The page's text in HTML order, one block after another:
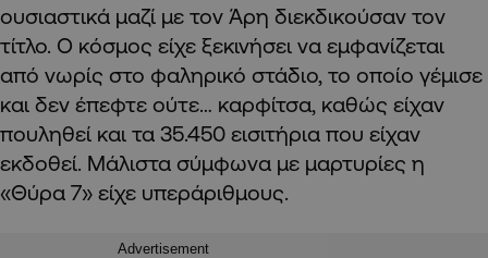
ουσιαστικά μαζί με τον Άρη διεκδικούσαν τον
τίτλο. Ο κόσμος είχε ξεκινήσει να εμφανίζεται
από νωρίς στο φαληρικό στάδιο, το οποίο γέμισε
και δεν έπεφτε ούτε… καρφίτσα, καθώς είχαν
πουληθεί και τα 35.450 εισιτήρια που είχαν
εκδοθεί. Μάλιστα σύμφωνα με μαρτυρίες η
«Θύρα 7» είχε υπεράριθμους.
Advertisement